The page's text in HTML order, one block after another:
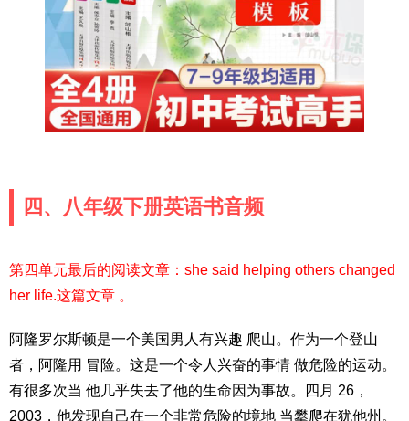
四、八年级下册英语书音频
第四单元最后的阅读文章：she said helping others changed
her life.这篇文章 。
阿隆罗尔斯顿是一个美国男人有兴趣 爬山。作为一个登山
者，阿隆用 冒险。这是一个令人兴奋的事情 做危险的运动。
有很多次当 他几乎失去了他的生命因为事故。四月 26，
2003，他发现自己在一个非常危险的境地 当攀爬在犹他州。